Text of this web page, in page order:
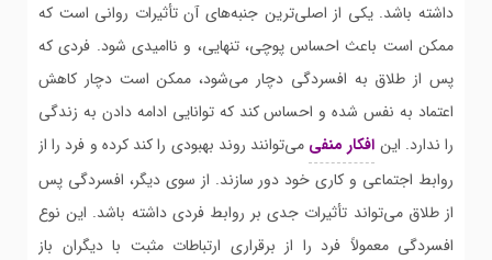
داشته باشد. یکی از اصلی‌ترین جنبه‌های آن تأثیرات روانی است که
ممکن است باعث احساس پوچی، تنهایی، و ناامیدی شود. فردی که
پس از طلاق به افسردگی دچار می‌شود، ممکن است دچار کاهش
اعتماد به نفس شده و احساس کند که توانایی ادامه دادن به زندگی
را ندارد. این افکار منفی می‌توانند روند بهبودی را کند کرده و فرد را از
روابط اجتماعی و کاری خود دور سازند. از سوی دیگر، افسردگی پس
از طلاق می‌تواند تأثیرات جدی بر روابط فردی داشته باشد. این نوع
افسردگی معمولاً فرد را از برقراری ارتباطات مثبت با دیگران باز